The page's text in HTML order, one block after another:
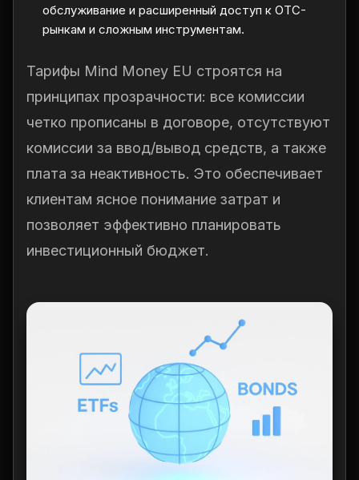
обслуживание и расширенный доступ к OTC-
рынкам и сложным инструментам.
Тарифы Mind Money EU строятся на
принципах прозрачности: все комиссии
четко прописаны в договоре, отсутствуют
комиссии за ввод/вывод средств, а также
плата за неактивность. Это обеспечивает
клиентам ясное понимание затрат и
позволяет эффективно планировать
инвестиционный бюджет.